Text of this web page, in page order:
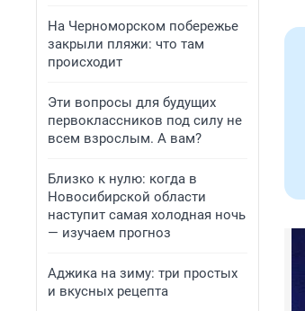
На Черноморском побережье
закрыли пляжи: что там
происходит
Эти вопросы для будущих
первоклассников под силу не
всем взрослым. А вам?
Близко к нулю: когда в
Новосибирской области
наступит самая холодная ночь
— изучаем прогноз
Аджика на зиму: три простых
и вкусных рецепта